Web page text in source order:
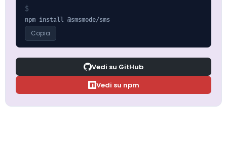
$
npm install @smsmode/sms
Copia
Vedi su GitHub
Vedi su npm